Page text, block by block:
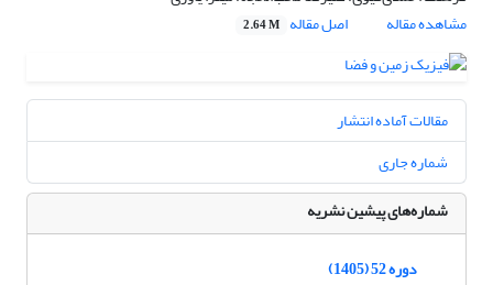
مشاهده مقاله
اصل مقاله 2.64 M
مقالات آماده انتشار
شماره جاری
شماره‌های پیشین نشریه
دوره 52 (1405)